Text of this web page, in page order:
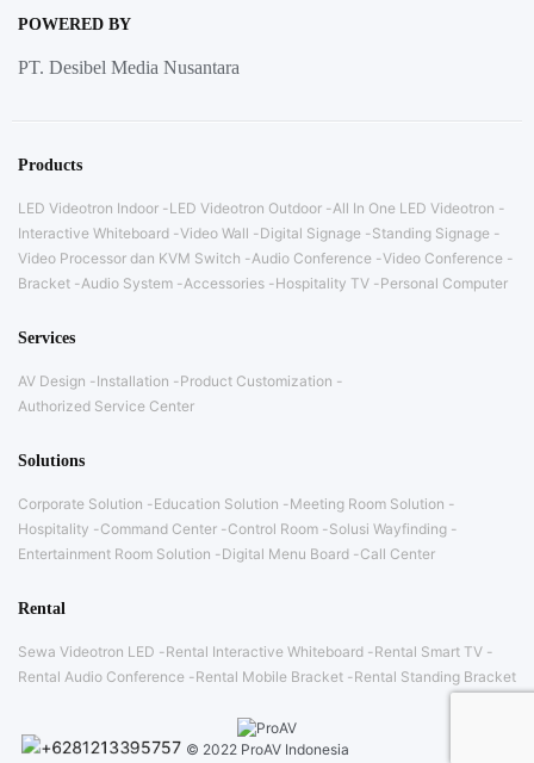
POWERED BY
PT. Desibel Media Nusantara
Products
LED Videotron Indoor LED Videotron Outdoor All In One LED Videotron
Interactive Whiteboard Video Wall Digital Signage
Standing Signage
Video Processor dan KVM Switch
Audio Conference Video Conference
Bracket Audio System Accessories Hospitality TV Personal Computer
Services
AV Design Installation
Product Customization
Authorized Service Center
Solutions
Corporate Solution Education Solution
Meeting Room Solution
Hospitality
Command Center Control Room
Solusi Wayfinding
Entertainment Room Solution
Digital Menu Board Call Center
Rental
Sewa Videotron LED Rental Interactive Whiteboard
Rental Smart TV
Rental Audio Conference
Rental Mobile Bracket Rental Standing Bracket
© 2022 ProAV Indonesia